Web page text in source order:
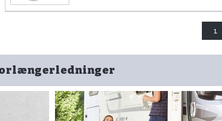
1